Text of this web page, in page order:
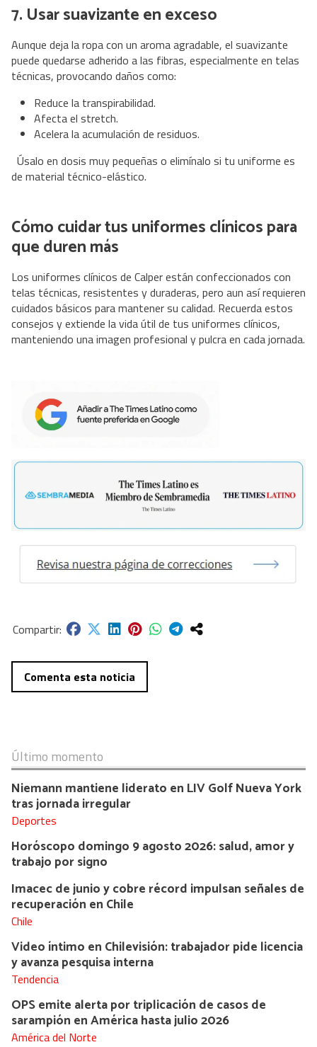
7. Usar suavizante en exceso
Aunque deja la ropa con un aroma agradable, el suavizante
puede quedarse adherido a las fibras, especialmente en telas
técnicas, provocando daños como:
Reduce la transpirabilidad.
Afecta el stretch.
Acelera la acumulación de residuos.
Úsalo en dosis muy pequeñas o elimínalo si tu uniforme es
de material técnico-elástico.
Cómo cuidar tus uniformes clínicos para
que duren más
Los uniformes clínicos de Calper están confeccionados con
telas técnicas, resistentes y duraderas, pero aun así requieren
cuidados básicos para mantener su calidad. Recuerda estos
consejos y extiende la vida útil de tus uniformes clínicos,
manteniendo una imagen profesional y pulcra en cada jornada.
Comenta esta noticia
Último momento
Niemann mantiene liderato en LIV Golf Nueva York
tras jornada irregular
Deportes
Horóscopo domingo 9 agosto 2026: salud, amor y
trabajo por signo
Imacec de junio y cobre récord impulsan señales de
recuperación en Chile
Chile
Video íntimo en Chilevisión: trabajador pide licencia
y avanza pesquisa interna
Tendencia
OPS emite alerta por triplicación de casos de
sarampión en América hasta julio 2026
América del Norte